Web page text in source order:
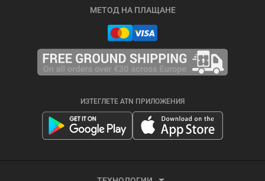
МЕТОД НА ПЛАЩАНЕ
ИЗТЕГЛЕТЕ ATN ПРИЛОЖЕНИЯ